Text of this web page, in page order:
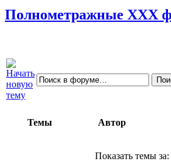
Полнометражные XXX
Темы Автор
Показать темы за: